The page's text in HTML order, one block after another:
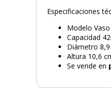
Especificaciones
Modelo
Capacidad
Diámetro 8,9
Altura 10,6
Se vende en